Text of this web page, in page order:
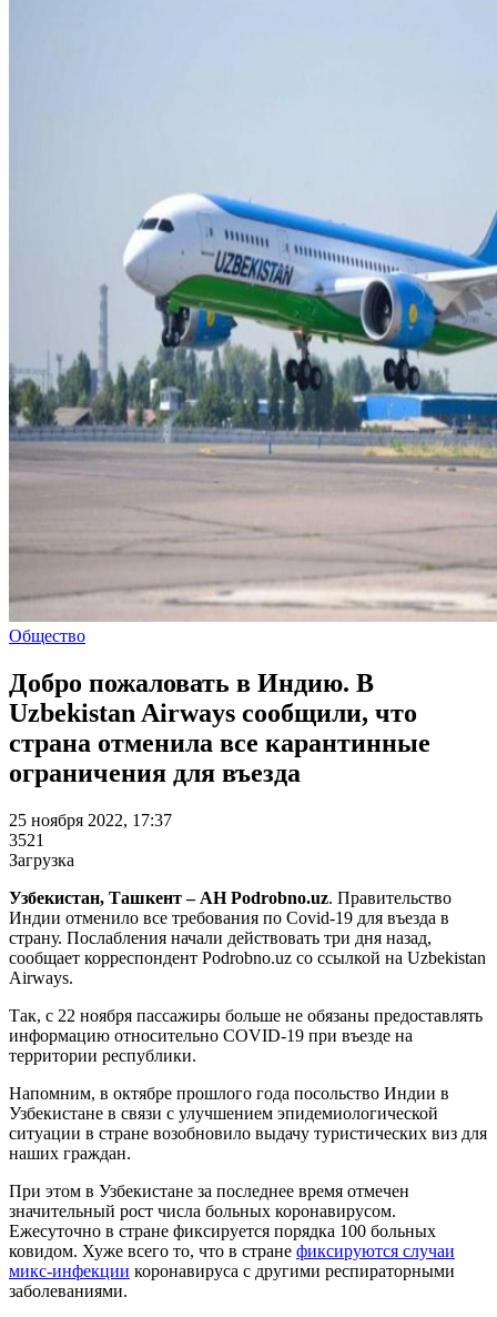
Общество
Добро пожаловать в Индию. В
Uzbekistan Airways сообщили, что
страна отменила все карантинные
ограничения для въезда
25 ноября 2022, 17:37
3521
Загрузка
Узбекистан, Ташкент – АН Podrobno.uz. Правительство
Индии отменило все требования по Covid-19 для въезда в
страну. Послабления начали действовать три дня назад,
сообщает корреспондент Podrobno.uz со ссылкой на Uzbekistan
Airways.
Так, с 22 ноября пассажиры больше не обязаны предоставлять
информацию относительно COVID-19 при въезде на
территории республики.
Напомним, в октябре прошлого года посольство Индии в
Узбекистане в связи с улучшением эпидемиологической
ситуации в стране возобновило выдачу туристических виз для
наших граждан.
При этом в Узбекистане за последнее время отмечен
значительный рост числа больных коронавирусом.
Ежесуточно в стране фиксируется порядка 100 больных
ковидом. Хуже всего то, что в стране фиксируются случаи
микс-инфекции коронавируса с другими респираторными
заболеваниями.